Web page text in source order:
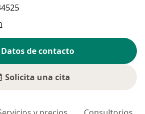
Datos de contacto
Solicita una cita